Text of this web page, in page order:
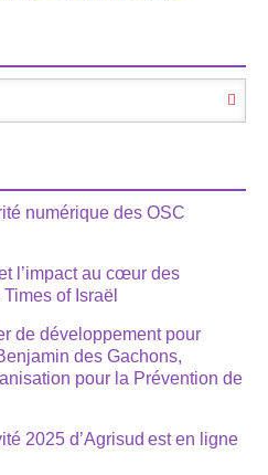
numérique des OSC
l’impact au cœur des
of Israël
de développement pour
des Gachons,
pour la Prévention de
2025 d’Agrisud est en ligne